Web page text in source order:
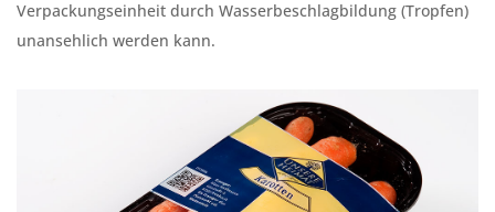
Verpackungseinheit durch Wasserbeschlagbildung (Tropfen)
unansehlich werden kann.